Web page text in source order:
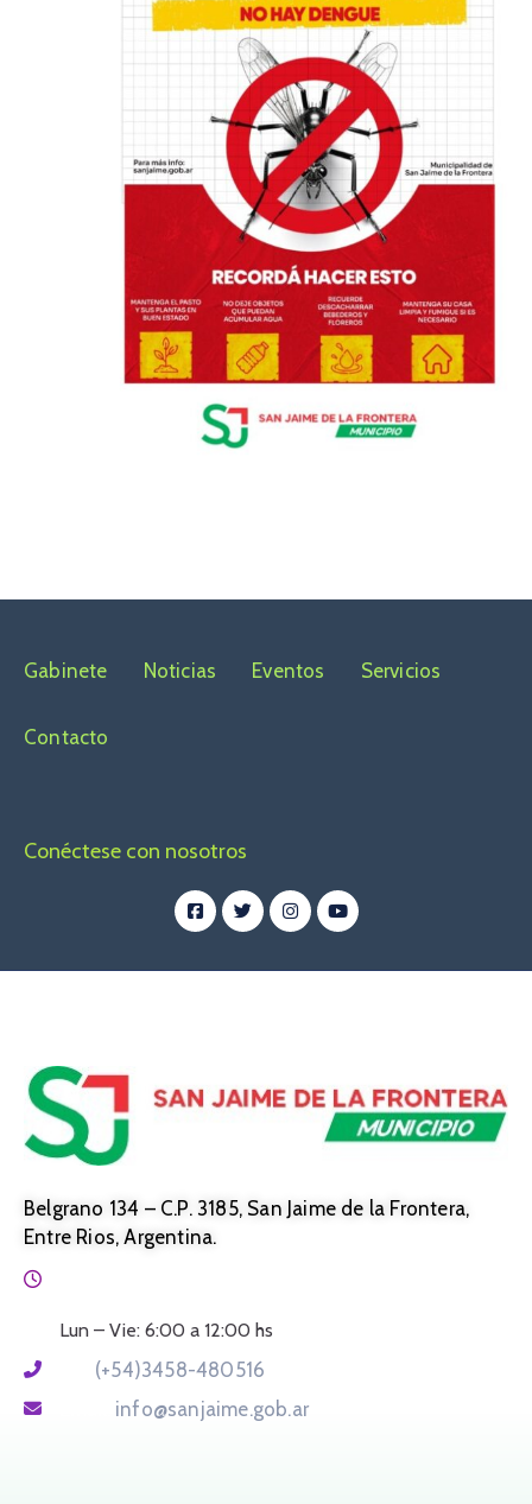
Gabinete Noticias Eventos Servicios
Contacto
Conéctese con nosotros
Belgrano 134 – C.P. 3185, San Jaime de la Frontera,
Entre Rios, Argentina.
Lun – Vie: 6:00 a 12:00 hs
(+54)3458-480516
info@sanjaime.gob.ar